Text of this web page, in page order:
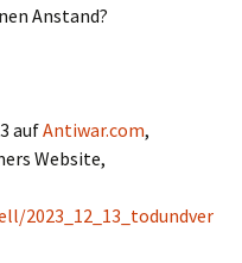
Anstand?
aufAntiwar.com,
Website,
2023_12_13_todundver